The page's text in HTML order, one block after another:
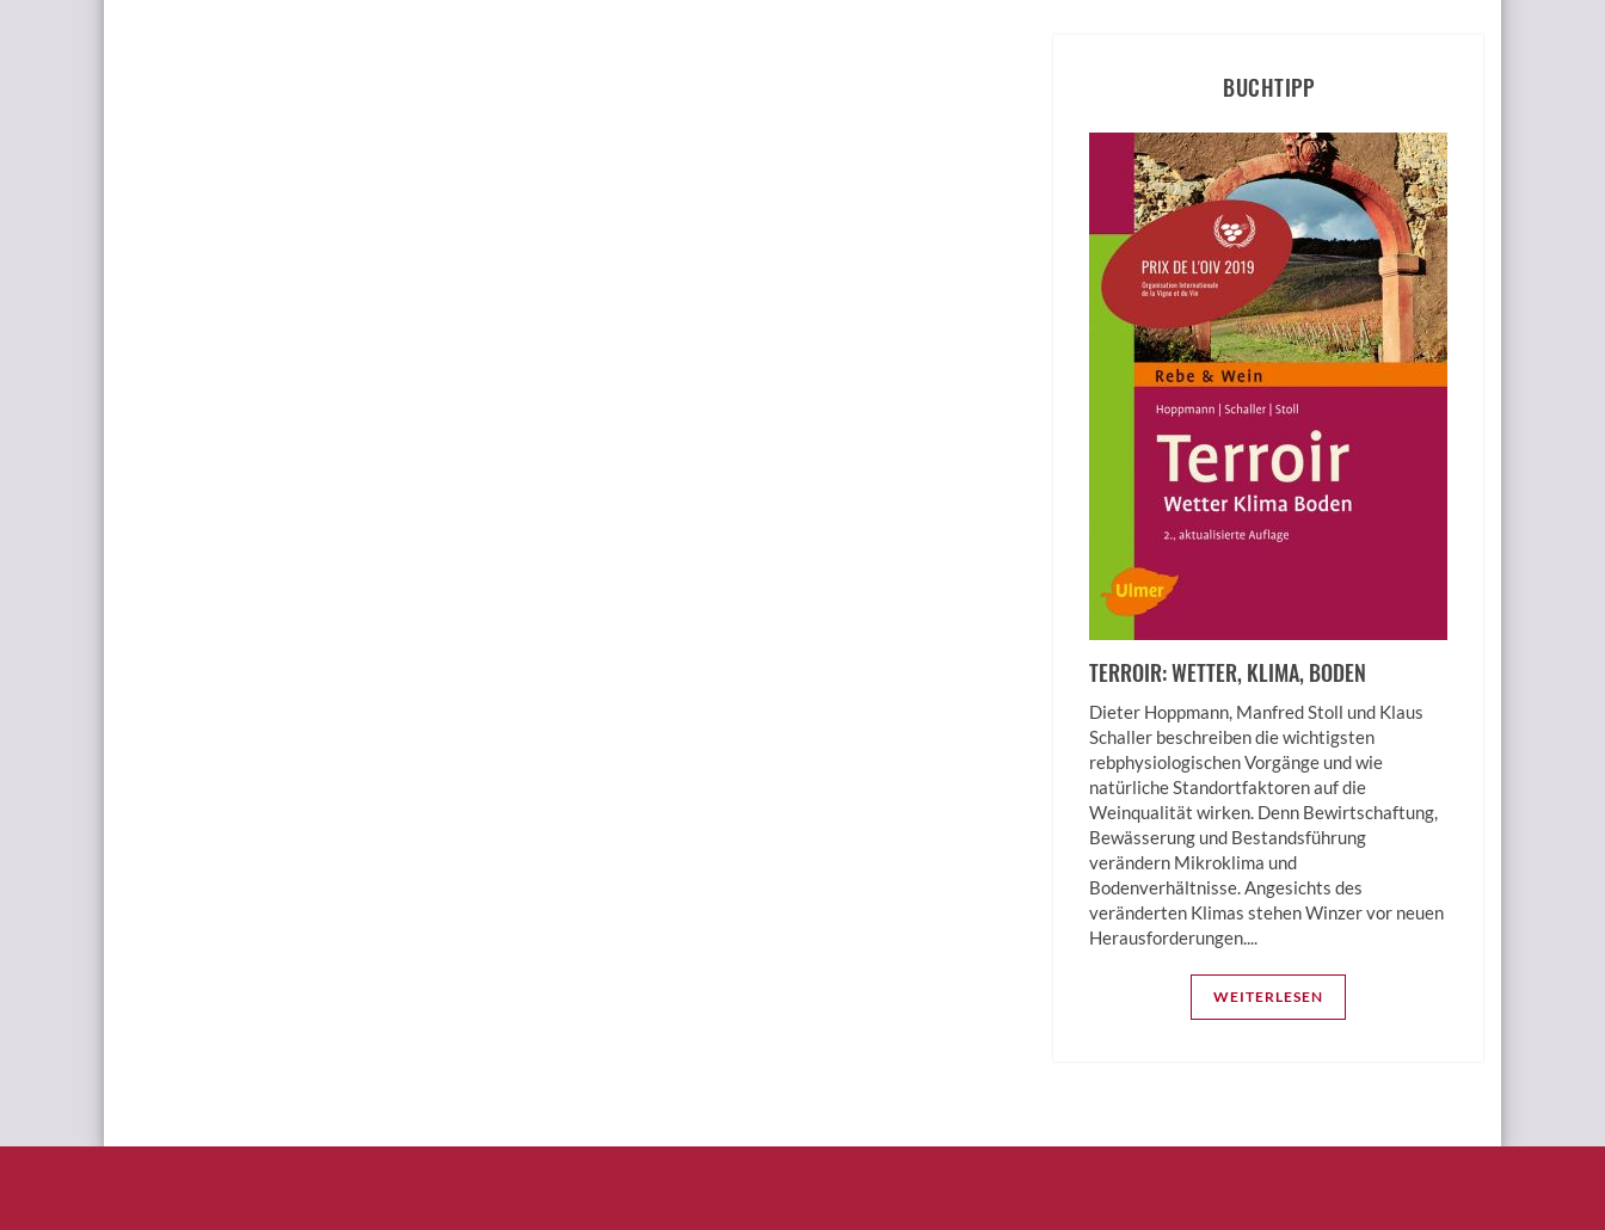
BUCHTIPP
TERROIR: WETTER, KLIMA, BODEN
Dieter Hoppmann, Manfred Stoll und Klaus
Schaller beschreiben die wichtigsten
rebphysiologischen Vorgänge und wie
natürliche Standortfaktoren auf die
Weinqualität wirken. Denn Bewirtschaftung,
Bewässerung und Bestandsführung
verändern Mikroklima und
Bodenverhältnisse. Angesichts des
veränderten Klimas stehen Winzer vor neuen
Herausforderungen....
WEITERLESEN